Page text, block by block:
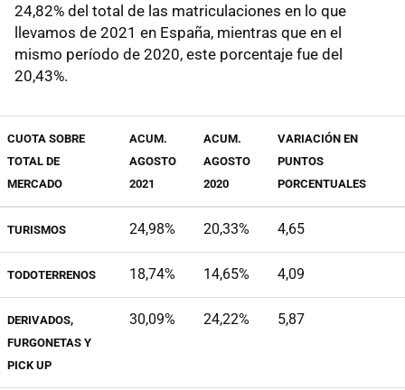
24,82% del total de las matriculaciones en lo que
llevamos de 2021 en España, mientras que en el
mismo período de 2020, este porcentaje fue del
20,43%.
CUOTA SOBRE
TOTAL DE
MERCADO
ACUM.
AGOSTO
2021
ACUM.
AGOSTO
2020
VARIACIÓN EN
PUNTOS
PORCENTUALES
TURISMOS 24,98% 20,33% 4,65
TODOTERRENOS 18,74% 14,65% 4,09
DERIVADOS,
FURGONETAS Y
PICK UP
30,09% 24,22% 5,87